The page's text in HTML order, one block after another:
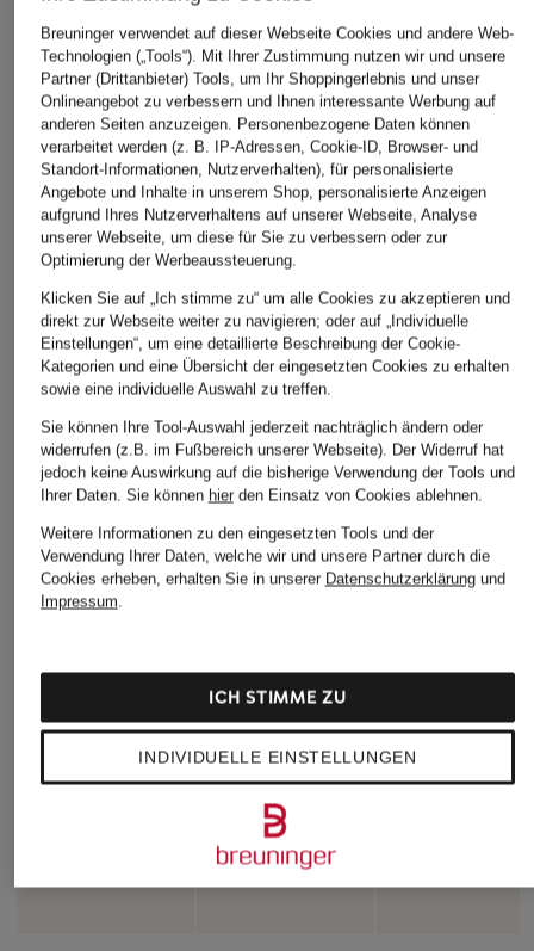
90 €
Piqué-Poloshirt
64,99 €
Bestpreis:55,24 €
Ursprünglich:80 €
Fit
89,95 €
ÄHNLICHE ARTIKEL ENTDECKEN
Breuninger verwendet auf dieser Webseite Cookies und andere Web-
Technologien („Tools“). Mit Ihrer Zustimmung nutzen wir und unsere
Partner (Drittanbieter) Tools, um Ihr Shoppingerlebnis und unser
Onlineangebot zu verbessern und Ihnen interessante Werbung auf
anderen Seiten anzuzeigen. Personenbezogene Daten können
verarbeitet werden (z. B. IP-Adressen, Cookie-ID, Browser- und
Standort-Informationen, Nutzerverhalten), für personalisierte
Angebote und Inhalte in unserem Shop, personalisierte Anzeigen
aufgrund Ihres Nutzerverhaltens auf unserer Webseite, Analyse
unserer Webseite, um diese für Sie zu verbessern oder zur
Optimierung der Werbeaussteuerung.
Klicken Sie auf „Ich stimme zu“ um alle Cookies zu akzeptieren und
direkt zur Webseite weiter zu navigieren; oder auf „Individuelle
Einstellungen“, um eine detaillierte Beschreibung der Cookie-
Kategorien und eine Übersicht der eingesetzten Cookies zu erhalten
sowie eine individuelle Auswahl zu treffen.
Sie können Ihre Tool-Auswahl jederzeit nachträglich ändern oder
widerrufen (z.B. im Fußbereich unserer Webseite). Der Widerruf hat
jedoch keine Auswirkung auf die bisherige Verwendung der Tools und
Ihrer Daten. Sie können hierden Einsatz von Cookies ablehnen.
Weitere Informationen zu den eingesetzten Tools und der
Verwendung Ihrer Daten, welche wir und unsere Partner durch die
Cookies erheben, erhalten Sie in unserer Datenschutzerklärungund
Impressum.
INDIVIDUELLE EINSTELLUNGEN
ICH STIMME ZU